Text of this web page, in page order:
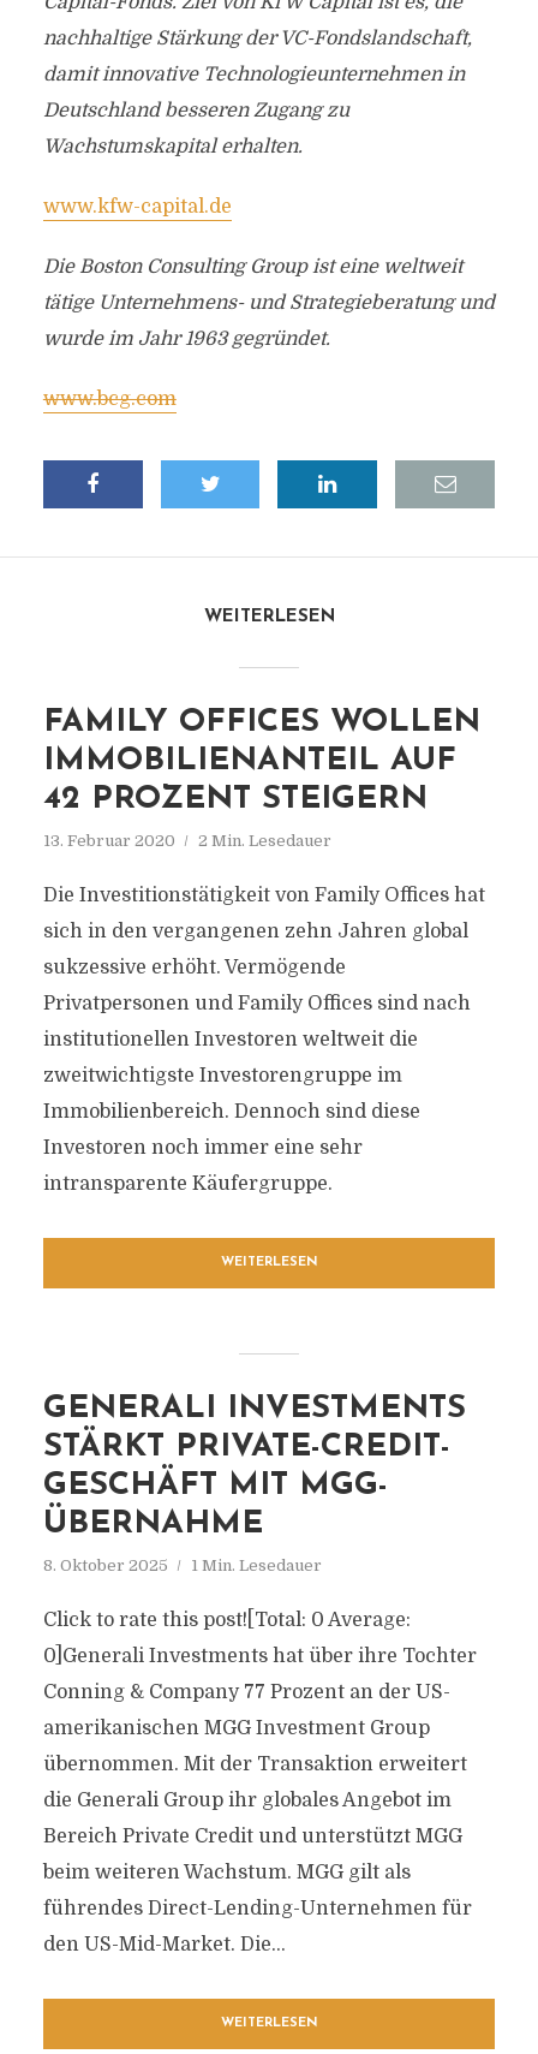
nachhaltige Stärkung der VC-Fondslandschaft,
damit innovative Technologieunternehmen in
Deutschland besseren Zugang zu
Wachstumskapital erhalten.
www.kfw-capital.de
Die Boston Consulting Group ist eine weltweit
tätige Unternehmens- und Strategieberatung und
wurde im Jahr 1963 gegründet.
www.bcg.com
WEITERLESEN
FAMILY OFFICES WOLLEN
IMMOBILIENANTEIL AUF
42 PROZENT STEIGERN
13. Februar 2020 2 Min. Lesedauer
Die Investitionstätigkeit von Family Offices hat
sich in den vergangenen zehn Jahren global
sukzessive erhöht. Vermögende
Privatpersonen und Family Offices sind nach
institutionellen Investoren weltweit die
zweitwichtigste Investorengruppe im
Immobilienbereich. Dennoch sind diese
Investoren noch immer eine sehr
intransparente Käufergruppe.
WEITERLESEN
GENERALI INVESTMENTS
STÄRKT PRIVATE-CREDIT-
GESCHÄFT MIT MGG-
ÜBERNAHME
8. Oktober 2025 1 Min. Lesedauer
Click to rate this post![Total: 0 Average:
0]Generali Investments hat über ihre Tochter
Conning & Company 77 Prozent an der US-
amerikanischen MGG Investment Group
übernommen. Mit der Transaktion erweitert
die Generali Group ihr globales Angebot im
Bereich Private Credit und unterstützt MGG
beim weiteren Wachstum. MGG gilt als
führendes Direct-Lending-Unternehmen für
den US-Mid-Market. Die...
WEITERLESEN